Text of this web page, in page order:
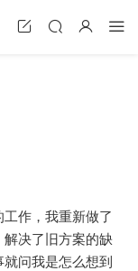
作，我重新做了
决了旧方案的缺
问我是怎么想到